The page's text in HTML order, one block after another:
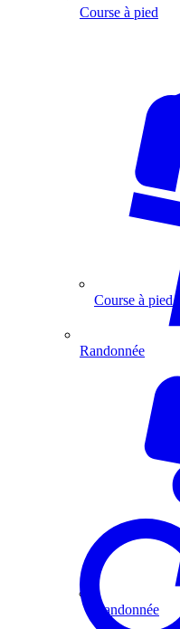
Course à pied
Randonnée
Course à pied
Randonnée